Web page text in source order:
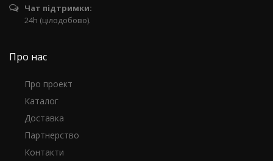
Чат підтримки:
24h (цілодобово).
Про нас
Про проект
Каталог
Доставка
Партнерство
Контакти